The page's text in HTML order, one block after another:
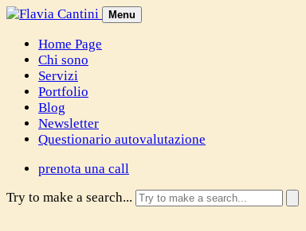
Skip
content
Menu
Home Page
Chi sono
Servizi
Portfolio
Blog
Newsletter
Questionario autovalutazione
prenota una call
Try to make a search...